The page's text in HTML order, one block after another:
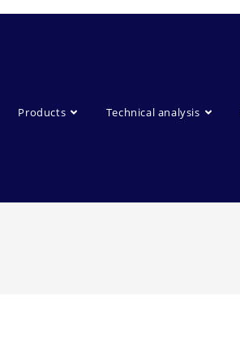
Products Technical analysis